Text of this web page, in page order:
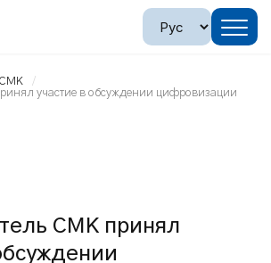
СМК
участие в обсуждении цифровизации
СМК принял